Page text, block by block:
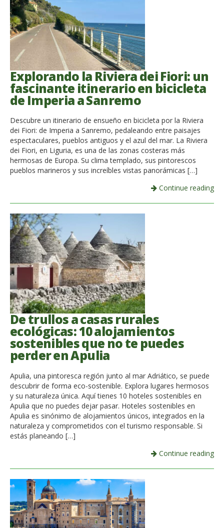
Explorando la Riviera dei Fiori: un
fascinante itinerario en bicicleta
de Imperia a Sanremo
Descubre un itinerario de ensueño en bicicleta por la Riviera
dei Fiori: de Imperia a Sanremo, pedaleando entre paisajes
espectaculares, pueblos antiguos y el azul del mar. La Riviera
dei Fiori, en Liguria, es una de las zonas costeras más
hermosas de Europa. Su clima templado, sus pintorescos
pueblos marineros y sus increíbles vistas panorámicas […]
Continue reading
De trullos a casas rurales
ecológicas: 10 alojamientos
sostenibles que no te puedes
perder en Apulia
Apulia, una pintoresca región junto al mar Adriático, se puede
descubrir de forma eco-sostenible. Explora lugares hermosos
y su naturaleza única. Aquí tienes 10 hoteles sostenibles en
Apulia que no puedes dejar pasar. Hoteles sostenibles en
Apulia es sinónimo de alojamientos únicos, integrados en la
naturaleza y comprometidos con el turismo responsable. Si
estás planeando […]
Continue reading